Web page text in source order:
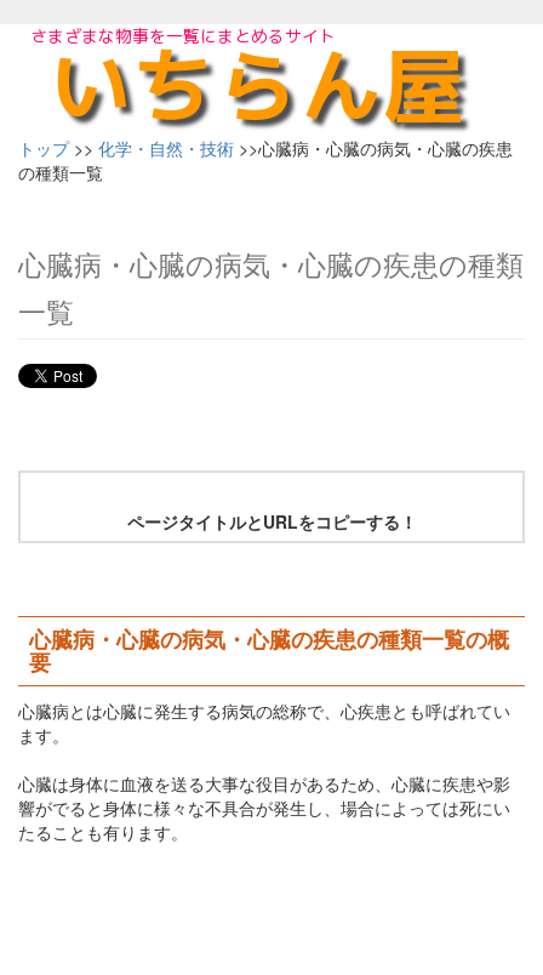
トップ >> 化学・自然・技術 >>心臓病・心臓の病気・心臓の疾患
の種類一覧
心臓病・心臓の病気・心臓の疾患の種類
一覧
ページタイトルとURLをコピーする！
心臓病・心臓の病気・心臓の疾患の種類一覧の概
要
心臓病とは心臓に発生する病気の総称で、心疾患とも呼ばれてい
ます。
心臓は身体に血液を送る大事な役目があるため、心臓に疾患や影
響がでると身体に様々な不具合が発生し、場合によっては死にい
たることも有ります。